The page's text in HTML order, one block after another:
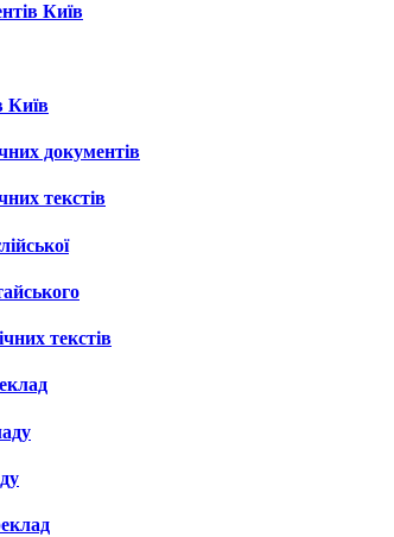
Київ
Київ
документів
текстів
текстів